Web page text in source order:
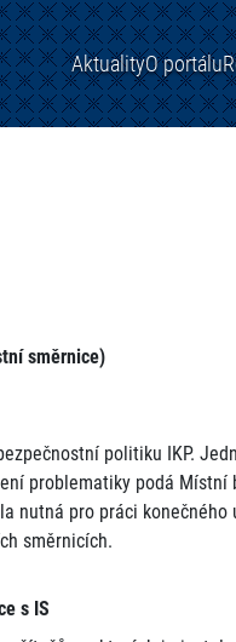
AktualityO portálu
směrnice)
politiku IKP.
problematiky podá Místní
nutná pro práci konečného
směrnicích.
s IS